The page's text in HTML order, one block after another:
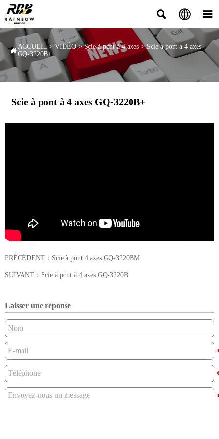
  
ACCUEIL> VIDÉO>Scie à pont à 4 axes >Scie à pont à 4 axes
GQ-3220B+
Scie à pont à 4 axes GQ-3220B+
PRÉCÉDENT： Scie à pont 4 axes GQ-3220BM
SUIVANT： Scie à pont à 4 axes GQ-3220B
Laisser une réponse